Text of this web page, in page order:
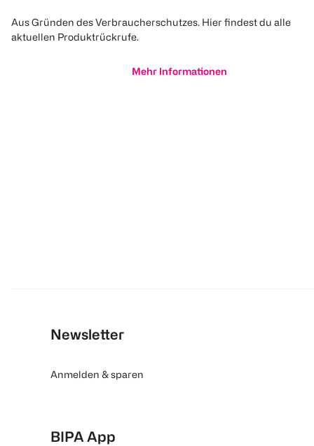
Aus Gründen des Verbraucherschutzes. Hier findest du alle
aktuellen Produktrückrufe.
Mehr Informationen
Newsletter
Anmelden & sparen
BIPA App